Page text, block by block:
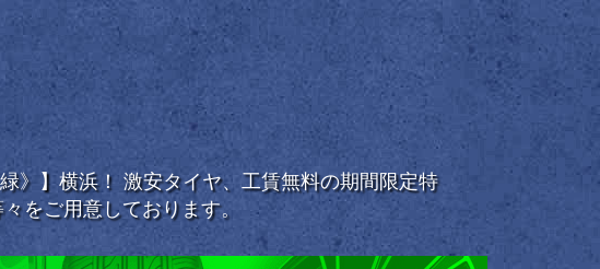
》】横浜！ 激安タイヤ、工賃無料の期間限定特
をご用意しております。